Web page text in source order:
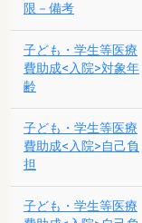
限－備考
子ども・学生等医療
費助成<入院>対象年
齢
子ども・学生等医療
費助成<入院>自己負
担
子ども・学生等医療